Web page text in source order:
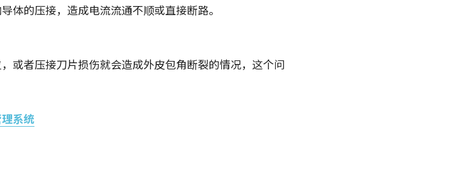
体的压接，造成电流流通不顺或直接断路。
或者压接刀片损伤就会造成外皮包角断裂的情况，这个问
系统